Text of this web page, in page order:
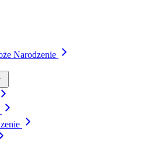
Narodzenie